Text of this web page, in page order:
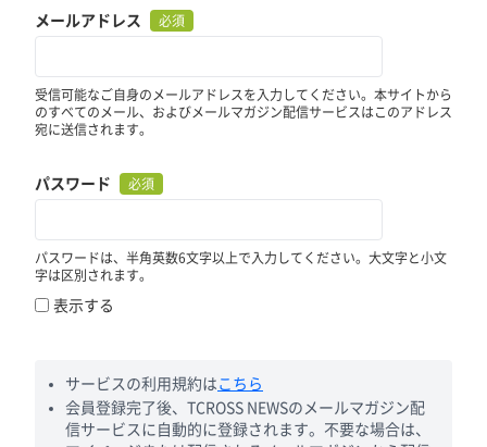
メールアドレス 必須
受信可能なご自身のメールアドレスを入力してください。本サイトから
のすべてのメール、およびメールマガジン配信サービスはこのアドレス
宛に送信されます。
パスワード 必須
パスワードは、半角英数6文字以上で入力してください。大文字と小文
字は区別されます。
表示する
サービスの利用規約は こちら
会員登録完了後、TCROSS NEWSのメールマガジン配
信サービスに自動的に登録されます。不要な場合は、